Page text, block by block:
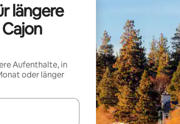
längere
Aufenthalte, in
oder länger
navigiere mit den Pfeiltasten nach oben und